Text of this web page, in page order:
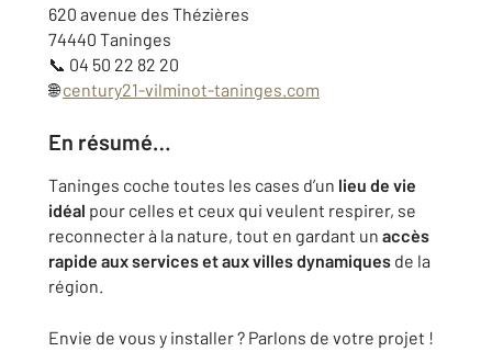
620 avenue des Thézières
74440 Taninges
📞 04 50 22 82 20
🌐century21-vilminot-taninges.com
En résumé…
Taninges coche toutes les cases d’un lieu de vie
idéal pour celles et ceux qui veulent respirer, se
reconnecter à la nature, tout en gardant un accès
rapide aux services et aux villes dynamiques de la
région.
Envie de vous y installer ? Parlons de votre projet !